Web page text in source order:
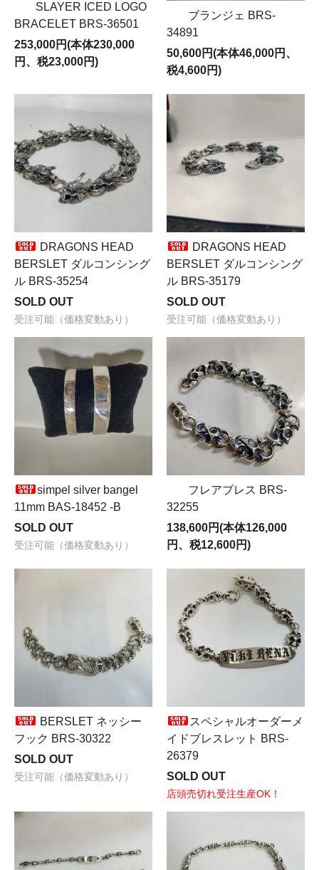
SLAYER ICED LOGO
BRACELET BRS-36501
253,000円(本体230,000
円、税23,000円)
ブランジェ BRS-
34891
50,600円(本体46,000円、
税4,600円)
DRAGONS HEAD
BERSLET ダルコンシング
ル BRS-35254
SOLD OUT
受注可能（価格変動あり）
DRAGONS HEAD
BERSLET ダルコンシング
ル BRS-35179
SOLD OUT
受注可能（価格変動あり）
simpel silver bangel
11mm BAS-18452 -B
SOLD OUT
受注可能（価格変動あり）
フレアブレス BRS-
32255
138,600円(本体126,000
円、税12,600円)
BERSLET ネッシー
フック BRS-30322
SOLD OUT
受注可能（価格変動あり）
スペシャルオーダーメ
イドブレスレット BRS-
26379
SOLD OUT
店頭売切れ受注生産OK！